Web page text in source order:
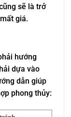
sẽ là trở
giá.
hướng
dựa vào
dẫn giúp
phong thủy: